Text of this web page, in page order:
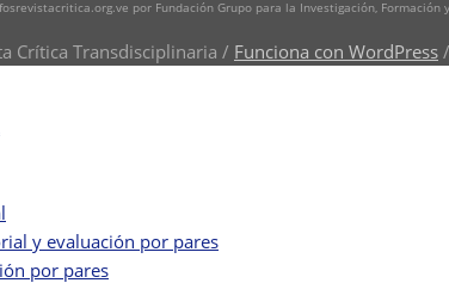
por Fundación Grupo para la Investigación,
Crítica Transdisciplinaria / Funciona con WordPress /
y evaluación por pares
por pares